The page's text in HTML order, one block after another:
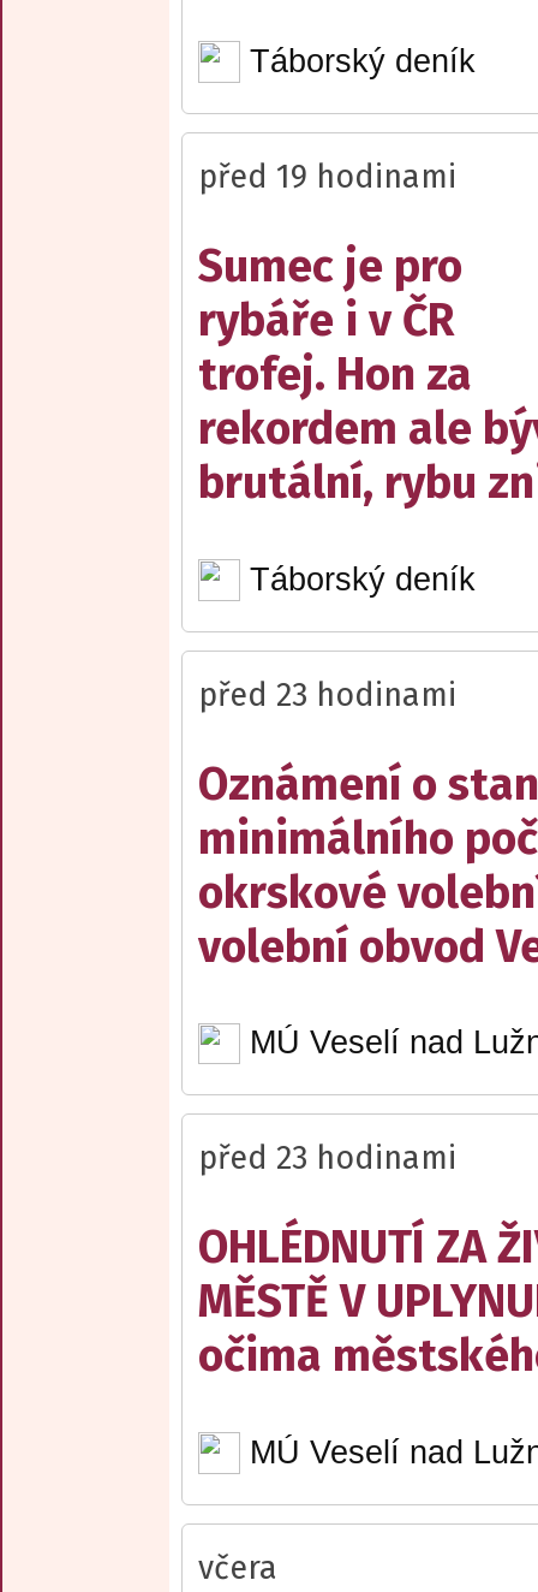
Táborský deník
před 19 hodinami
Sumec je pro
rybáře i v ČR
trofej. Hon za
rekordem ale
brutální, rybu
Táborský deník
před 23 hodinami
Oznámení o
minimálního
okrskové
volební obvod
MÚ Veselí nad
před 23 hodinami
OHLÉDNUTÍ ZA
MĚSTĚ V
očima
MÚ Veselí nad
včera